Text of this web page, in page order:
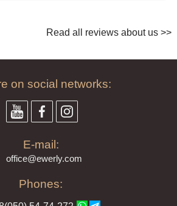
Read all reviews about us >>
on social networks:
E-mail:
office@ewerly.com
Phones: